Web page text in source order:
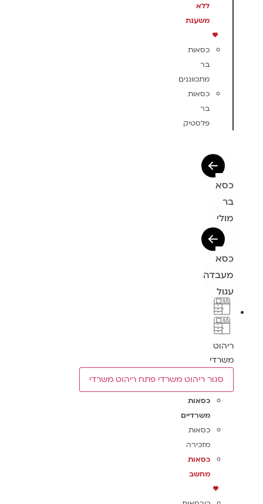
ללא
משענת
כסאות
בר
מתכווננים
כסאות
בר
פלסטיק
כסא
בר
מולי
כסא
מעבדה
עגול
ריהוט
משרדי
סגור ריהוט משרדי פתח ריהוט משרדי
כסאות
משרדיים
כסאות
מזכירה
כסאות
מחשב